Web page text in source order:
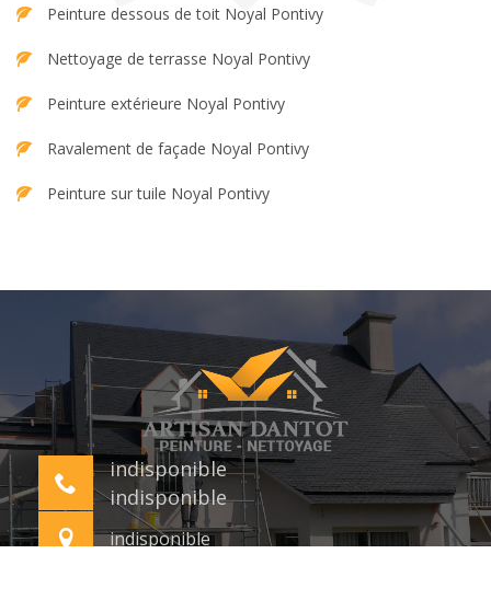
Peinture dessous de toit Noyal Pontivy
Nettoyage de terrasse Noyal Pontivy
Peinture extérieure Noyal Pontivy
Ravalement de façade Noyal Pontivy
Peinture sur tuile Noyal Pontivy
indisponible
indisponible
indisponible